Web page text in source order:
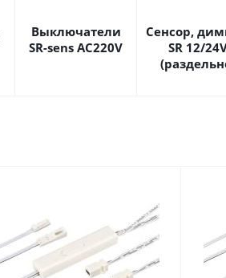
Выключатели
SR-sens AC220V
Сенсор,
SR 12/